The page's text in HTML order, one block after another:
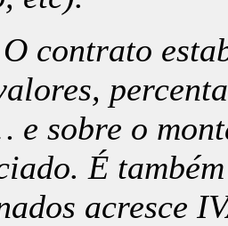
e sobre o
É
acresce